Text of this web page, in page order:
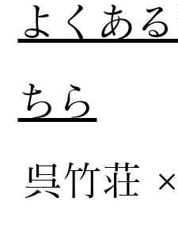
呉竹荘
よくあ
ちら